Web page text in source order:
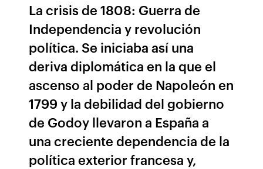
La crisis de 1808: Guerra de
Independencia y revolución
política. Se iniciaba así una
deriva diplomática en la que el
ascenso al poder de Napoleón en
1799 y la debilidad del gobierno
de Godoy llevaron a España a
una creciente dependencia de la
política exterior francesa y,